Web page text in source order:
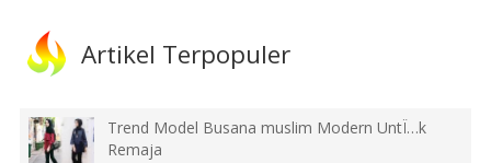
Artikel Terpopuler
Trend Model Busana muslim Modern UntÏ…k
Remaja